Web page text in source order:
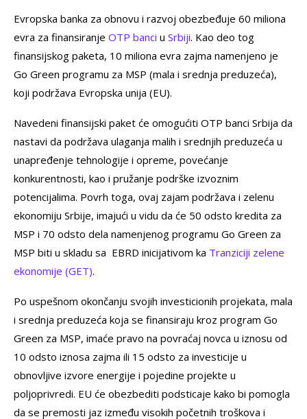
Evropska banka za obnovu i razvoj obezbeđuje 60 miliona
evra za finansiranje OTP banci u Srbiji. Kao deo tog
finansijskog paketa, 10 miliona evra zajma namenjeno je
Go Green programu za MSP (mala i srednja preduzeća),
koji podržava Evropska unija (EU).
Navedeni finansijski paket će omogućiti OTP banci Srbija da
nastavi da podržava ulaganja malih i srednjih preduzeća u
unapređenje tehnologije i opreme, povećanje
konkurentnosti, kao i pružanje podrške izvoznim
potencijalima. Povrh toga, ovaj zajam podržava i zelenu
ekonomiju Srbije, imajući u vidu da će 50 odsto kredita za
MSP i 70 odsto dela namenjenog programu Go Green za
MSP biti u skladu sa EBRD inicijativom ka Tranziciji zelene
ekonomije (GET).
Po uspešnom okončanju svojih investicionih projekata, mala
i srednja preduzeća koja se finansiraju kroz program Go
Green za MSP, imaće pravo na povraćaj novca u iznosu od
10 odsto iznosa zajma ili 15 odsto za investicije u
obnovlјive izvore energije i pojedine projekte u
poljoprivredi. EU će obezbediti podsticaje kako bi pomogla
da se premosti jaz između visokih početnih troškova i